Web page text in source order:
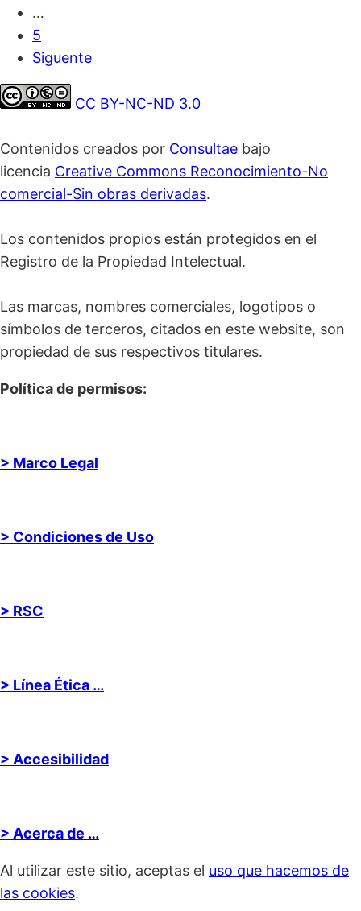
…
5
Siguente
CC BY-NC-ND 3.0
Contenidos creados por Consultae bajo
licencia Creative Commons Reconocimiento-No
comercial-Sin obras derivadas.
Los contenidos propios están protegidos en el
Registro de la Propiedad Intelectual.
Las marcas, nombres comerciales, logotipos o
símbolos de terceros, citados en este website, son
propiedad de sus respectivos titulares.
Política de permisos:
> Marco Legal
> Condiciones de Uso
> RSC
> Línea Ética …
> Accesibilidad
> Acerca de …
Al utilizar este sitio, aceptas el uso que hacemos de
las cookies.